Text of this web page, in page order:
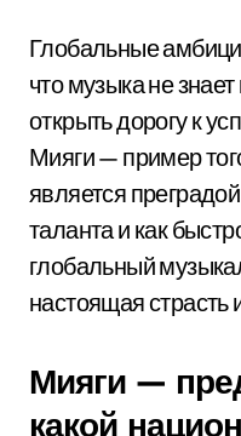
Глобальные
что музыка не
открыть дорогу к
Мияги — пример
является
таланта и как
глобальный
настоящая страсть
Мияги —
какой